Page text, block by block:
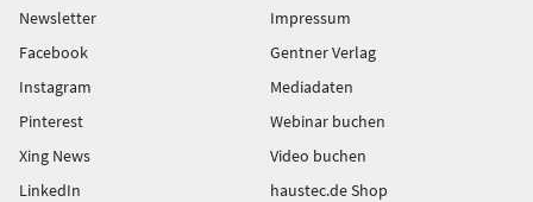
Newsletter
Facebook
Instagram
Pinterest
Xing News
LinkedIn
Impressum
Gentner Verlag
Mediadaten
Webinar buchen
Video buchen
haustec.de Shop